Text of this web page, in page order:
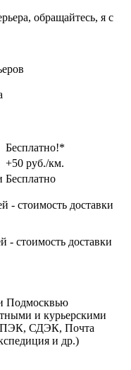
обращайтесь, я с
Бесплатно!*
+50 руб./км.
Бесплатно
- стоимость доставки
- стоимость доставки
Подмосквью
и курьерскими
ПЭК, СДЭК, Почта
и др.)